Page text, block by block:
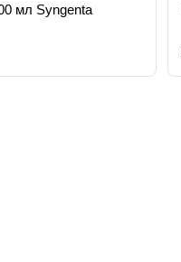
мл Syngenta